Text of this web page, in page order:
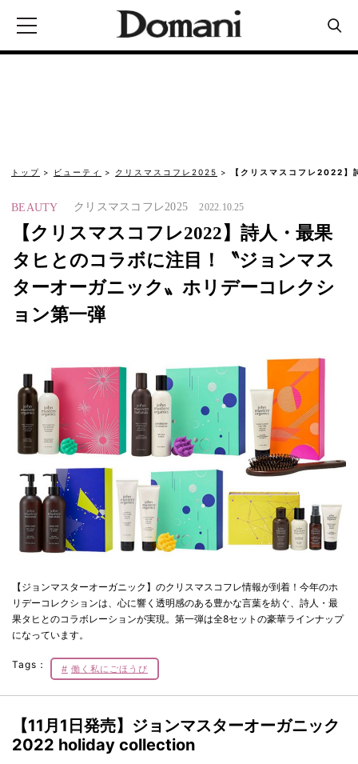
トップ ビューティ クリスマスコフレ2025 【クリスマスコフレ2022
BEAUTY クリスマスコフレ2025 2022.10.25
【クリスマスコフレ2022】詩人・最果
タヒとのコラボに注目！〝ジョンマス
ターオーガニック〟ホリデーコレクシ
ョン第一弾
【ジョンマスターオーガニック】のクリスマスコフレ情報が到着！今年のホ
リデーコレクションは、心に響く透明感のある豊かな言葉を紡ぐ、詩人・最
果タヒとのコラボレーションが実現。第一弾は全8セットの豪華ラインナップ
になっています。
Tags： 働く私にごほうび
【11月1日発売】ジョンマスターオーガニック
2022 holiday collection